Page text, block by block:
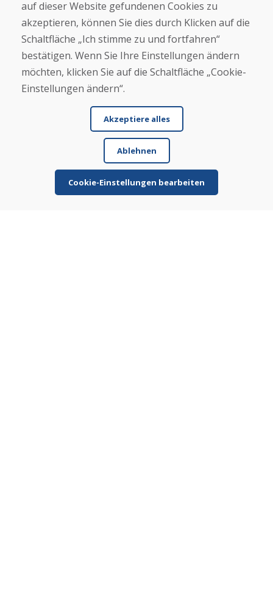
Vor- und Nachname
E-Mail
Helpline
auf dieser Website gefundenen Cookies zu
akzeptieren, können Sie dies durch Klicken auf die
Schaltfläche „Ich stimme zu und fortfahren“
bestätigen. Wenn Sie Ihre Einstellungen ändern
möchten, klicken Sie auf die Schaltfläche „Cookie-
Einstellungen ändern“.
Akzeptiere alles
Ablehnen
Cookie-Einstellungen bearbeiten